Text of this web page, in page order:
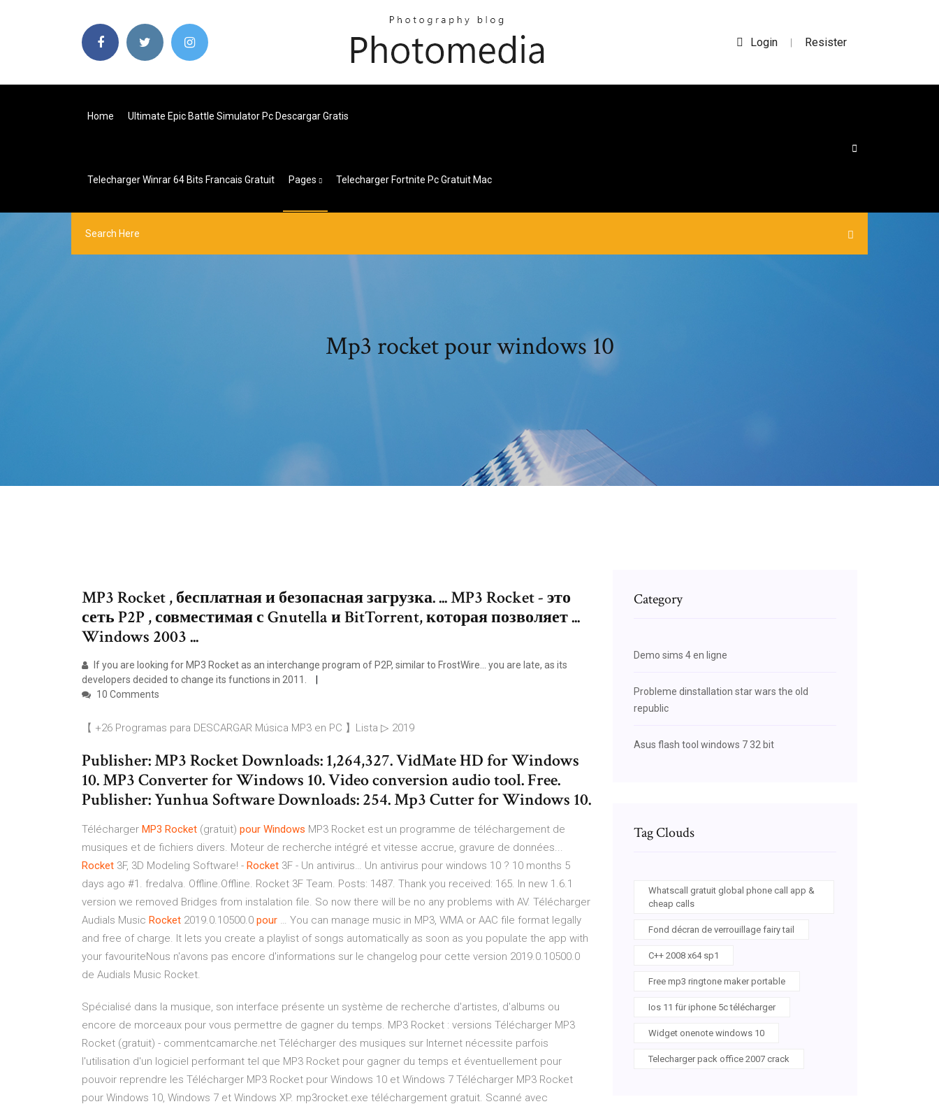
Login | Resister
Home Ultimate Epic Battle Simulator Pc Descargar Gratis
Telecharger Winrar 64 Bits Francais Gratuit Pages Telecharger Fortnite Pc Gratuit Mac
Mp3 rocket pour windows 10
MP3 Rocket , бесплатная и безопасная загрузка. ... MP3 Rocket - это
сеть P2P , совместимая с Gnutella и BitTorrent, которая позволяет ...
Windows 2003 ...
If you are looking for MP3 Rocket as an interchange program of P2P, similar to FrostWire... you are late, as its
developers decided to change its functions in 2011.
10 Comments
【 +26 Programas para DESCARGAR Música MP3 en PC 】Lista ▷ 2019
Publisher: MP3 Rocket Downloads: 1,264,327. VidMate HD for Windows
10. MP3 Converter for Windows 10. Video conversion audio tool. Free.
Publisher: Yunhua Software Downloads: 254. Mp3 Cutter for Windows 10.
Télécharger MP3 Rocket (gratuit) pour Windows MP3 Rocket est un programme de téléchargement de
musiques et de fichiers divers. Moteur de recherche intégré et vitesse accrue, gravure de données...
Rocket 3F, 3D Modeling Software! - Rocket 3F - Un antivirus… Un antivirus pour windows 10 ? 10 months 5
days ago #1. fredalva. Offline.Offline. Rocket 3F Team. Posts: 1487. Thank you received: 165. In new 1.6.1
version we removed Bridges from instalation file. So now there will be no any problems with AV. Télécharger
Audials Music Rocket 2019.0.10500.0 pour … You can manage music in MP3, WMA or AAC file format legally
and free of charge. It lets you create a playlist of songs automatically as soon as you populate the app with
your favouriteNous n'avons pas encore d'informations sur le changelog pour cette version 2019.0.10500.0
de Audials Music Rocket.
Spécialisé dans la musique, son interface présente un système de recherche d'artistes, d'albums ou
encore de morceaux pour vous permettre de gagner du temps. MP3 Rocket : versions Télécharger MP3
Rocket (gratuit) - commentcamarche.net Télécharger des musiques sur Internet nécessite parfois
l'utilisation d'un logiciel performant tel que MP3 Rocket pour gagner du temps et éventuellement pour
pouvoir reprendre les Télécharger MP3 Rocket pour Windows 10 et Windows 7 Télécharger MP3 Rocket
pour Windows 10, Windows 7 et Windows XP. mp3rocket.exe téléchargement gratuit. Scanné avec
Category
Demo sims 4 en ligne
Probleme dinstallation star wars the old
republic
Asus flash tool windows 7 32 bit
Tag Clouds
Whatscall gratuit global phone call app &
cheap calls
Fond décran de verrouillage fairy tail
C++ 2008 x64 sp1
Free mp3 ringtone maker portable
Ios 11 für iphone 5c télécharger
Widget onenote windows 10
Telecharger pack office 2007 crack